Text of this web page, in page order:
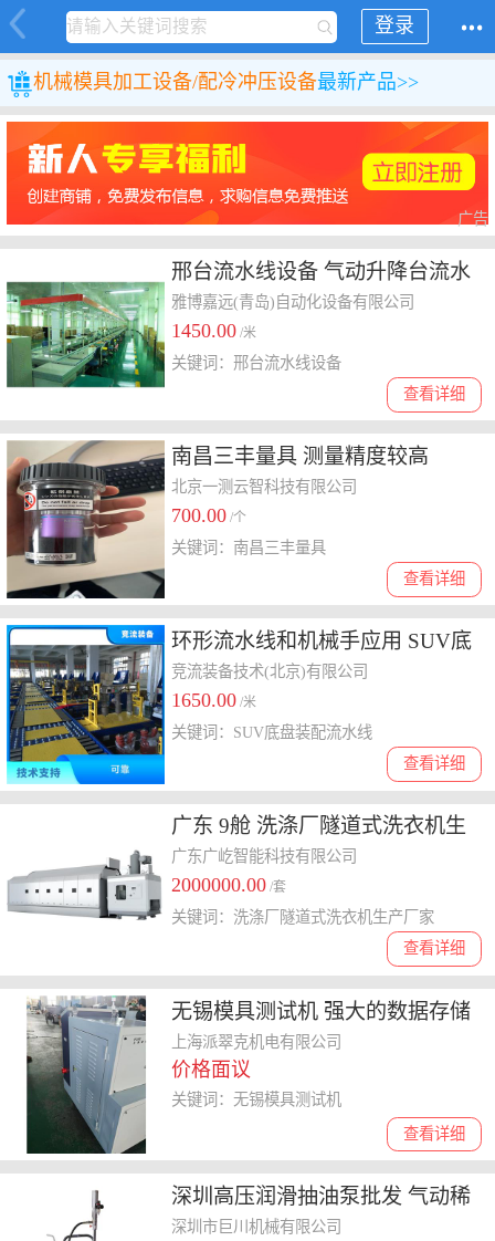
登录
机械模具加工设备/配冷冲压设备最新产品>>
广告
邢台流水线设备 气动升降台流水
线
雅博嘉远(青岛)自动化设备有限公司
1450.00 /米
查看详细
关键词：邢台流水线设备
南昌三丰量具 测量精度较高
北京一测云智科技有限公司
700.00 /个
查看详细
关键词：南昌三丰量具
环形流水线和机械手应用 SUV底
盘装配流水线 正是我们全力打造
的
竞流装备技术(北京)有限公司
1650.00 /米
查看详细
关键词：SUV底盘装配流水线
广东 9舱 洗涤厂隧道式洗衣机生
产厂家
广东广屹智能科技有限公司
2000000.00 /套
查看详细
关键词：洗涤厂隧道式洗衣机生产厂家
无锡模具测试机 强大的数据存储
能力
上海派翠克机电有限公司
价格面议
查看详细
关键词：无锡模具测试机
深圳高压润滑抽油泵批发 气动稀
油抽油泵 气动机油加油机
深圳市巨川机械有限公司